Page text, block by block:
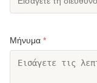
Μήνυμα *